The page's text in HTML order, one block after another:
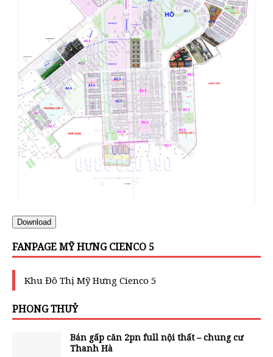
Download
FANPAGE MỸ HƯNG CIENCO 5
Khu Đô Thị Mỹ Hưng Cienco 5
PHONG THUỶ
Bán gấp căn 2pn full nội thất – chung cư
Thanh Hà